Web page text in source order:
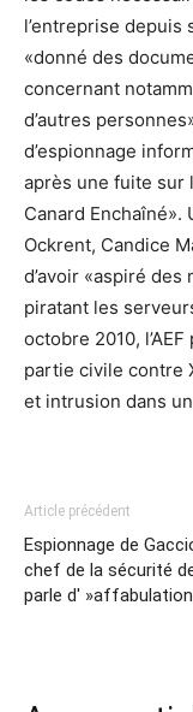
l’entreprise depuis
«donné des
concernant
d’autres
d’espionnage
après une fuite sur
Canard
Ockrent, Candice
d’avoir «aspiré
piratant les
octobre 2010,
partie civile contre
et intrusion dans
Article précédent
Espionnage de
chef de la sécurité
parle d'